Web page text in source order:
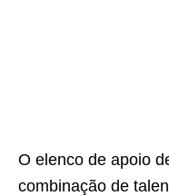
O elenco de apoio
combinação de